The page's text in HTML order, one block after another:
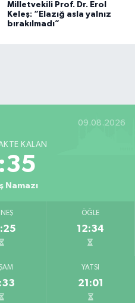
Milletvekili Prof. Dr. Erol
Keleş: “Elazığ asla yalnız
bırakılmadı”
09.08.2026
KALAN
Namazı
ÖĞLE
12:34
YATSI
21:01